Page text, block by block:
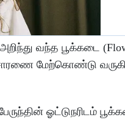
வந்த பூக்கடை
மேற்கொண்டு
ஓட்டுநரிடம்